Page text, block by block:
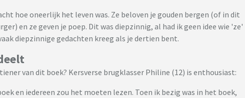
hoe oneerlijk het leven was. Ze beloven je gouden bergen (of in dit
en ze geven je poep. Dit was diepzinnig, al had ik geen idee wie 'ze'
diepzinnige gedachten kreeg als je dertien bent.
van dit boek? Kersverse brugklasser Philine (12) is enthousiast:
en iedereen zou het moeten lezen. Toen ik bezig was in het boek,